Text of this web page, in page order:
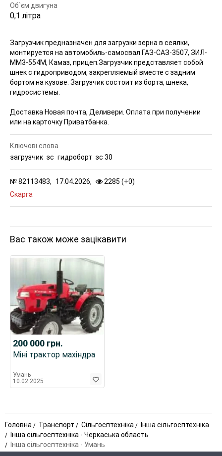
Об`єм двигуна
0,1 літра
Загрузчик предназначен для загрузки зерна в сеялки,
монтируется на автомобиль-самосвал ГАЗ-САЗ-3507, ЗИЛ-
ММ3-554М, Камаз, прицеп. Загрузчик представляет собой
шнек с гидроприводом, закрепляемый вместе с задним
бортом на кузове. Загрузчик состоит из борта, шнека,
гидросистемы.
Доставка Новая почта, Деливери. Оплата при получении
или на карточку Приватбанка.
№82113483, 17.04.2026, 2285 (+0)
Скарга
Ключові слова
загрузчик зс гидроборт зс 30
Вас також може зацікавити
200 000 грн.
Міні трактор махіндра
Умань
10.02.2025
Головна Транспорт Сільгосптехніка
Інша сільгосптехніка
Інша сільгосптехніка - Черкаська область
Інша сільгосптехніка - Умань